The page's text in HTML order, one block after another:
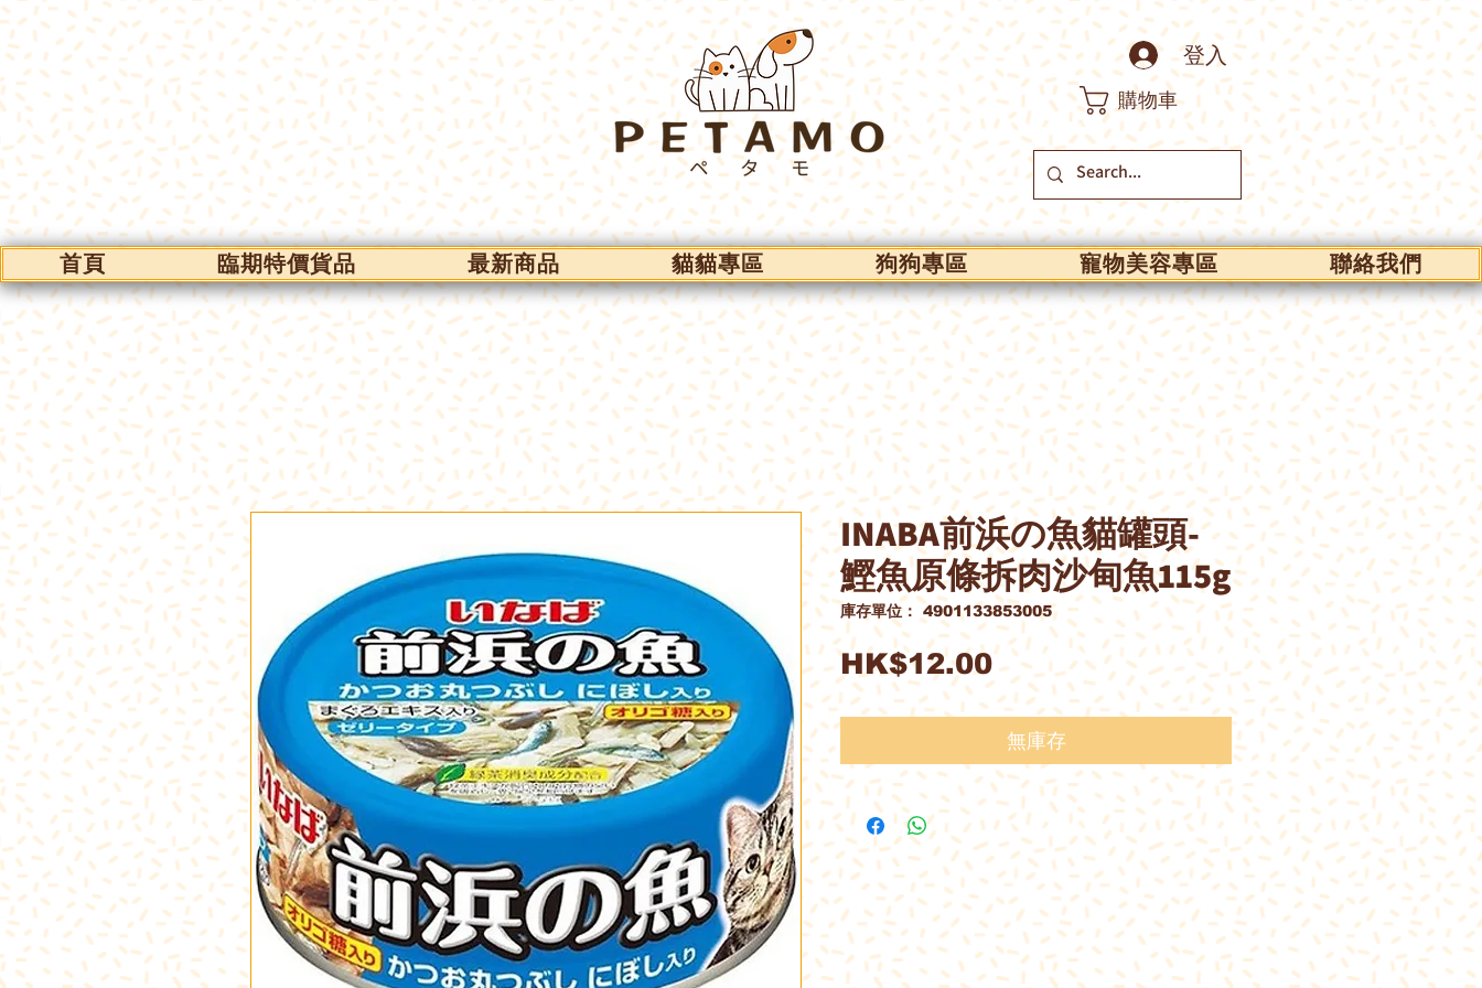
登入
購物車
首頁 臨期特價貨品 最新商品 貓貓專區 狗狗專區 寵物美容專區 聯絡我們
INABA前浜の魚貓罐頭-
鰹魚原條拆肉沙甸魚115g
庫存單位： 4901133853005
HK$12.00價
格
無庫存